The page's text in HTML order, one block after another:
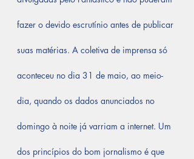
fazer o devido escrutínio antes de publicar
suas matérias. A coletiva de imprensa só
aconteceu no dia 31 de maio, ao meio-
dia, quando os dados anunciados no
domingo à noite já varriam a internet. Um
dos princípios do bom jornalismo é que